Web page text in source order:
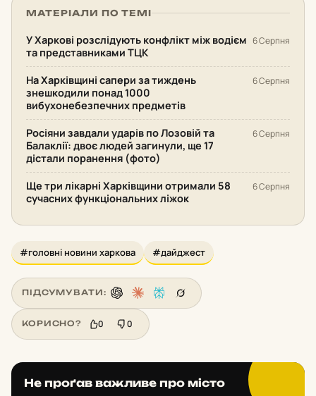
МАТЕРІАЛИ ПО ТЕМІ
У Харкові розслідують конфлікт між водієм
та представниками ТЦК
6 Серпня
На Харківщині сапери за тиждень
знешкодили понад 1000
вибухонебезпечних предметів
6 Серпня
Росіяни завдали ударів по Лозовій та
Балаклії: двоє людей загинули, ще 17
дістали поранення (фото)
6 Серпня
Ще три лікарні Харківщини отримали 58
сучасних функціональних ліжок
6 Серпня
#головні новини харкова #дайджест
ПІДСУМУВАТИ:
КОРИСНО? 0 0
Не проґав важливе про місто